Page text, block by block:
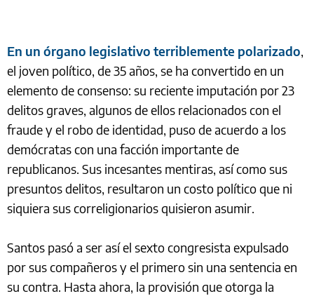
En un órgano legislativo terriblemente polarizado,
el joven político, de 35 años, se ha convertido en un
elemento de consenso: su reciente imputación por 23
delitos graves, algunos de ellos relacionados con el
fraude y el robo de identidad, puso de acuerdo a los
demócratas con una facción importante de
republicanos. Sus incesantes mentiras, así como sus
presuntos delitos, resultaron un costo político que ni
siquiera sus correligionarios quisieron asumir.
Santos pasó a ser así el sexto congresista expulsado
por sus compañeros y el primero sin una sentencia en
su contra. Hasta ahora, la provisión que otorga la